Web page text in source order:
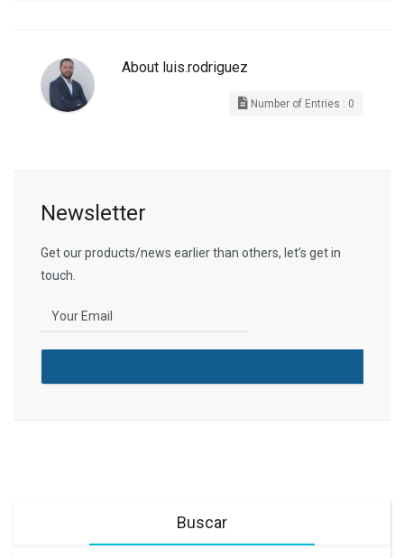
About luis.rodriguez
Number of Entries : 0
Newsletter
Get our products/news earlier than others, let’s get in
touch.
Buscar